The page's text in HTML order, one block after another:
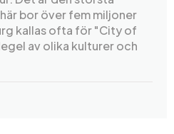
bor över fem miljoner
kallas ofta för "City of
av olika kulturer och